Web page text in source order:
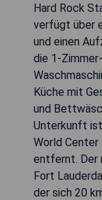
Hard Rock
verfügt über
und einen
die 1-
Küche mit
und
Unterkunft
World
entfernt. Der
Fort
der sich 20